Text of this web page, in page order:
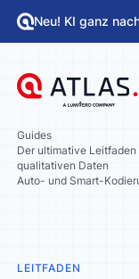
Neu! KI ganz
Guides
Der ultimative
qualitativen Daten
Auto- und Smart-
LEITFADEN